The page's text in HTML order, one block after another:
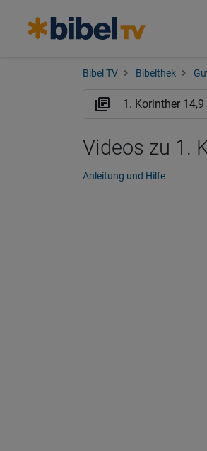
Bibel TV Bibelthek
Videos zu 1.
Anleitung und Hilfe